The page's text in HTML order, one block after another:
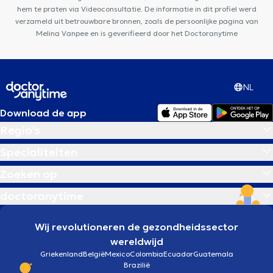
hem te praten via Videoconsultatie. De informatie in dit profiel werd
verzameld uit betrouwbare bronnen, zoals de persoonlijke pagina van
Melina Vanpee en is geverifieerd door het Doctoranytime
NL
Download de app
Wij revolutioneren de gezondheidssector
wereldwijd
GriekenlandBelgiëMexicoColombiaEcuadorGuatemala
Brazilië